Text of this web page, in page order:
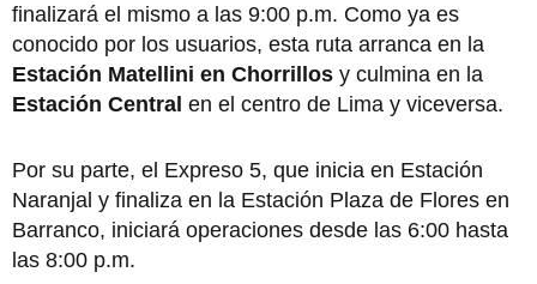
finalizará el mismo a las 9:00 p.m. Como ya es
conocido por los usuarios, esta ruta arranca en la
Estación Matellini en Chorrillos y culmina en la
Estación Central en el centro de Lima y viceversa.
Por su parte, el Expreso 5, que inicia en Estación
Naranjal y finaliza en la Estación Plaza de Flores en
Barranco, iniciará operaciones desde las 6:00 hasta
las 8:00 p.m.